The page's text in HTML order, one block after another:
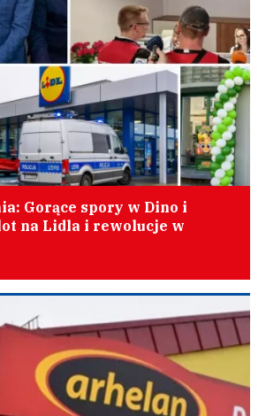
Gorące spory w Dino i
na Lidla i rewolucje w